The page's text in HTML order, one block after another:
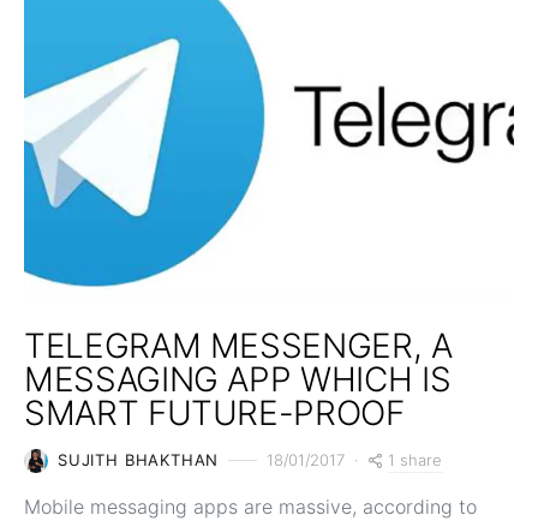
TELEGRAM MESSENGER, A
MESSAGING APP WHICH IS
SMART FUTURE-PROOF
SUJITH BHAKTHAN 18/01/2017 1 share
Mobile messaging apps are massive, according to